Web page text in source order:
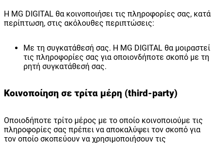
Η MG DIGITAL θα κοινοποιήσει τις πληροφορίες σας, κατά
περίπτωση, στις ακόλουθες περιπτώσεις:
Με τη συγκατάθεσή σας. Η MG DIGITAL θα μοιραστεί
τις πληροφορίες σας για οποιονδήποτε σκοπό με τη
ρητή συγκατάθεσή σας.
Κοινοποίηση σε τρίτα μέρη (third-party)
Οποιοδήποτε τρίτο μέρος με το οποίο κοινοποιούμε τις
πληροφορίες σας πρέπει να αποκαλύψει τον σκοπό για
τον οποίο σκοπεύουν να χρησιμοποιήσουν τις